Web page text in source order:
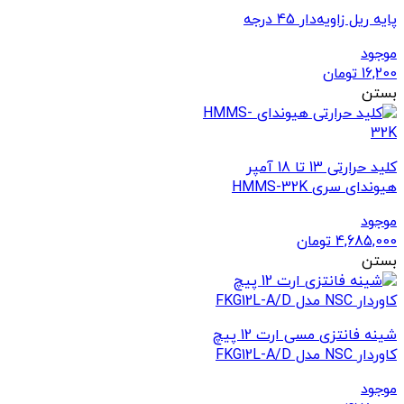
پایه ریل زاویه‌دار 45 درجه
موجود
16,200 تومان
بستن
کلید حرارتی 13 تا 18 آمپر
هیوندای سری HMMS-32K
موجود
4,685,000 تومان
بستن
شینه فانتزی مسی ارت 12 پیچ
کاوردار NSC مدل FKG12L-A/D
موجود